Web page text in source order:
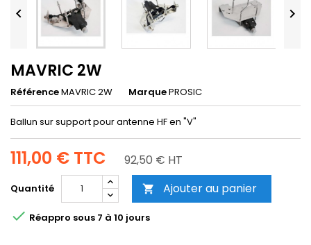
 
MAVRIC 2W
RéférenceMAVRIC 2W MarquePROSIC
Ballun sur support pour antenne HF en "V"
111,00 € TTC 92,50 € HT
Quantité  Ajouter au panier
 Réappro sous 7 à 10 jours